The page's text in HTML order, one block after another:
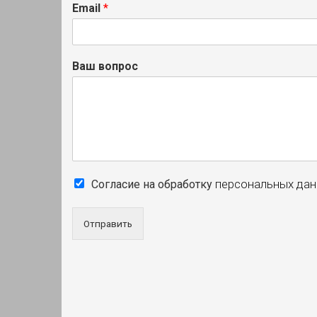
Email *
Ваш вопрос
Согласие на обработку персональных
Отправить